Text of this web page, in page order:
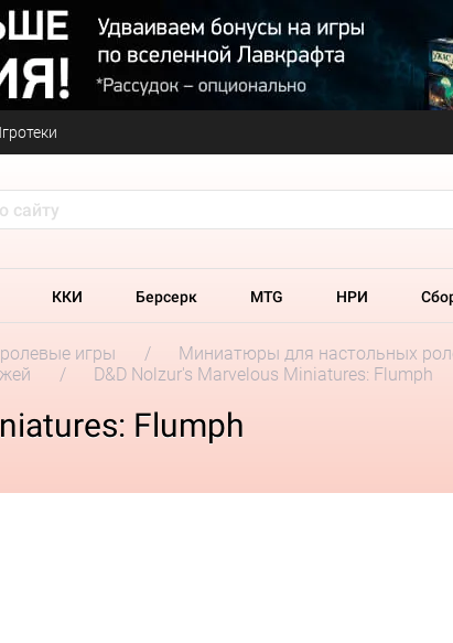
ККИ Берсерк MTG НРИ
игры
Миниатюры для настольных
D&D Nolzur's Marvelous Miniatures: Flumph
Flumph